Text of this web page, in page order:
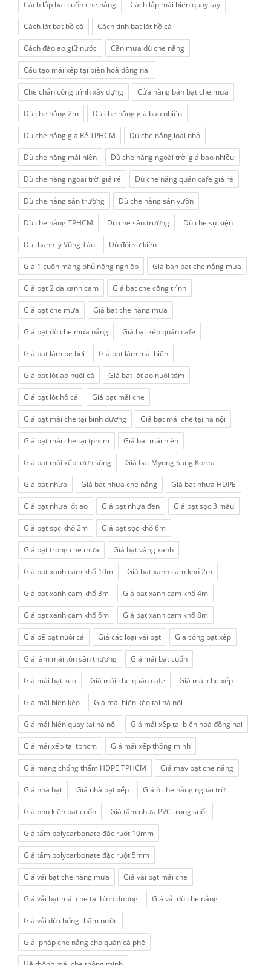
Cách lắp bạt cuốn che nắng Cách lắp mái hiên quay tay
Cách lót bạt hồ cá Cách tính bạt lót hồ cá
Cách đào ao giữ nước Cần mưa dù che nắng
Cấu tạo mái xếp tại biên hoà đồng nai
Che chắn công trình xây dựng Cửa hàng bán bạt che mưa
Dù che nắng 2m Dù che nắng giá bao nhiều
Dù che nắng giá Rẻ TPHCM Dù che nắng loại nhỏ
Dù che nắng mái hiên Dù che nắng ngoài trời giá bao nhiều
Dù che nắng ngoài trời giá rẻ Dù che nắng quán cafe giá rẻ
Dù che nắng sân trường Dù che nắng sân vườn
Dù che nắng TPHCM Dù che sân trường Dù che sự kiện
Dù thanh lý Vũng Tàu Dù đôi sự kiện
Giá 1 cuộn màng phủ nông nghiệp Giá bán bạt che nắng mưa
Giá bạt 2 da xanh cam Giá bạt che công trình
Giá bạt che mưa Giá bạt che nắng mưa
Giá bạt dù che mưa nắng Giá bạt kéo quán cafe
Giá bạt làm be bơi Giá bạt làm mái hiên
Giá bạt lót ao nuôi cá Giá bạt lót ao nuôi tôm
Giá bạt lót hồ cá Giá bạt mái che
Giá bạt mái che tại bình dương Giá bạt mái che tại hà nội
Giá bạt mái che tại tphcm Giá bạt mái hiên
Giá bạt mái xếp lượn sóng Giá bạt Myung Sung Korea
Giá bạt nhựa Giá bạt nhựa che nắng Giá bạt nhựa HDPE
Giá bạt nhựa lót ao Giá bạt nhựa đen Giá bạt sọc 3 màu
Giá bạt sọc khổ 2m Giá bạt sọc khổ 6m
Giá bạt trong che mưa Giá bạt vàng xanh
Giá bạt xanh cam khổ 10m Giá bạt xanh cam khổ 2m
Giá bạt xanh cam khổ 3m Giá bạt xanh cam khổ 4m
Giá bạt xanh cam khổ 6m Giá bạt xanh cam khổ 8m
Giá bể bạt nuôi cá Giá các loại vải bạt Gia công bạt xếp
Giá làm mái tôn sân thượng Giá mái bạt cuốn
Giá mái bạt kéo Giá mái che quán cafe Giá mái che xếp
Giá mái hiên kéo Giá mái hiên kéo tại hà nội
Giá mái hiên quay tại hà nội Giá mái xếp tại biên hoà đồng nai
Giá mái xếp tại tphcm Giá mái xếp thông minh
Giá màng chống thấm HDPE TPHCM Giá may bạt che nắng
Giá nhà bạt Giá nhà bạt xếp Giá ô che nắng ngoài trời
Giá phụ kiện bạt cuốn Giá tấm nhựa PVC trong suốt
Giá tấm polycarbonate đặc ruột 10mm
Giá tấm polycarbonate đặc ruột 5mm
Giá vải bạt che nắng mưa Giá vải bạt mái che
Giá vải bạt mái che tại bình dương Giá vải dù che nắng
Giá vải dù chống thấm nước
Giải pháp che nắng cho quán cà phê